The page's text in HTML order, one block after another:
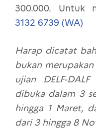
300.000. Untuk
3132 6739 (WA)
Harap dicatat
bukan
ujian DELF-
dibuka dalam 3
hingga 1 Maret,
dari 3 hingga 8